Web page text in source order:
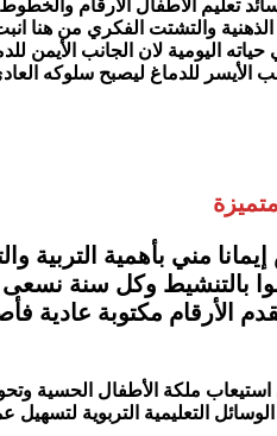
تعليم الأطفال الأرقام
الذهنية والتشتت الفكري من
اليومية لان الجانب الأيمن
الأيسر للدماغ ليصبح سلوكه
إيمانا مني بأهمية
بالتنشيط وكل سنة
الأرقام مكتوبة
ملكة الأطفال الحسية
التعليمية التربوية